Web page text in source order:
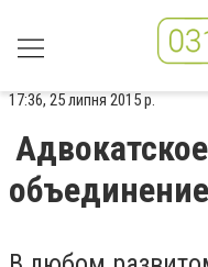
17:36, 25 липня 2015 р.